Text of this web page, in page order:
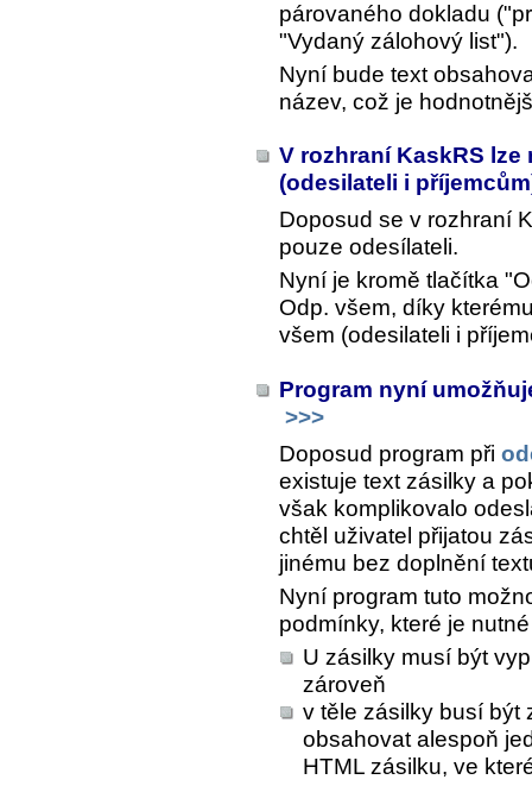
párovaného dokladu
"Vydaný zálohový list").
Nyní bude text
název, což je
V rozhraní KaskRS
(odesilateli i
Doposud se v rozhraní
pouze odesílateli.
Nyní je kromě tlačítka
Odp. všem, díky
všem (odesilateli i
Program nyní
>>>
Doposud program při
existuje text zásilky a
však komplikovalo
chtěl uživatel přijatou
jinému bez doplnění
Nyní program tuto
podmínky, které je
U zásilky musí být
zároveň
v těle zásilky busí být
obsahovat alespoň
HTML zásilku, ve